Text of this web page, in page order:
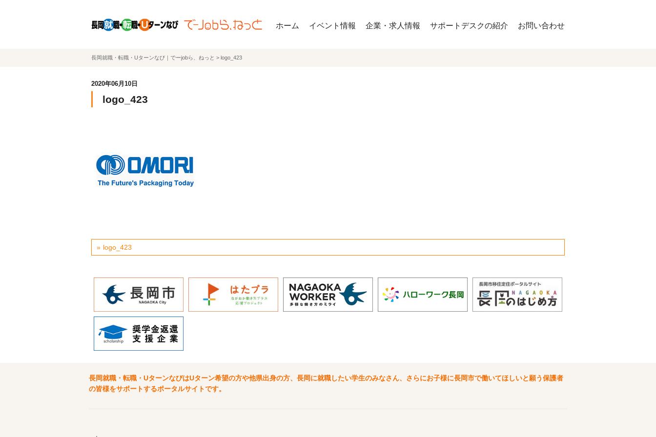
ホーム イベント情報 企業・求人情報 サポートデスクの紹介 お問い合わせ
長岡就職・転職・Uターンなび｜でーjobら、ねっと > logo_423
2020年06月10日
logo_423
logo_423
長岡就職・転職・UターンなびはUターン希望の方や他県出身の方、長岡に就職したい学生のみなさん、さらにお子様に長岡市で働いてほしいと願う保護者
の皆様をサポートするポータルサイトです。